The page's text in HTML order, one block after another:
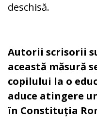
deschisă.
Autorii scrisorii
această măsură
copilului la o
aduce atingere
în Constituția